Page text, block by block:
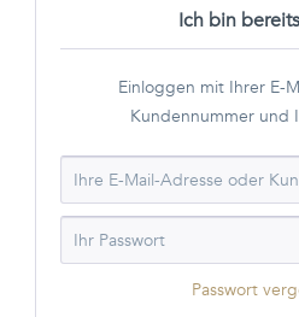
Ich bin
Einloggen mit Ihrer E-
Kundennummer und
Passwort